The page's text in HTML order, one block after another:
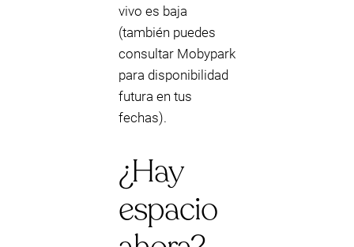
vivo es baja
(también puedes
consultar Mobypark
para disponibilidad
futura en tus
fechas).
¿Hay
espacio